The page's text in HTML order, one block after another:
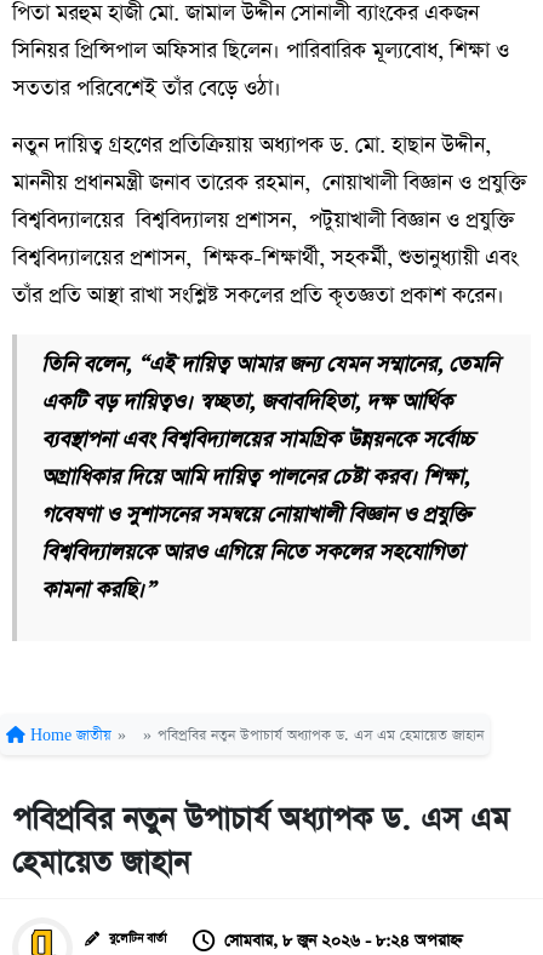
পিতা মরহুম হাজী মো. জামাল উদ্দীন সোনালী ব্যাংকের একজন
সিনিয়র প্রিন্সিপাল অফিসার ছিলেন। পারিবারিক মূল্যবোধ, শিক্ষা ও
সততার পরিবেশেই তাঁর বেড়ে ওঠা।
নতুন দায়িত্ব গ্রহণের প্রতিক্রিয়ায় অধ্যাপক ড. মো. হাছান উদ্দীন,
মাননীয় প্রধানমন্ত্রী জনাব তারেক রহমান, নোয়াখালী বিজ্ঞান ও প্রযুক্তি
বিশ্ববিদ্যালয়ের বিশ্ববিদ্যালয় প্রশাসন, পটুয়াখালী বিজ্ঞান ও প্রযুক্তি
বিশ্ববিদ্যালয়ের প্রশাসন, শিক্ষক-শিক্ষার্থী, সহকর্মী, শুভানুধ্যায়ী এবং
তাঁর প্রতি আস্থা রাখা সংশ্লিষ্ট সকলের প্রতি কৃতজ্ঞতা প্রকাশ করেন।
তিনি বলেন, “এই দায়িত্ব আমার জন্য যেমন সম্মানের, তেমনি
একটি বড় দায়িত্বও। স্বচ্ছতা, জবাবদিহিতা, দক্ষ আর্থিক
ব্যবস্থাপনা এবং বিশ্ববিদ্যালয়ের সামগ্রিক উন্নয়নকে সর্বোচ্চ
অগ্রাধিকার দিয়ে আমি দায়িত্ব পালনের চেষ্টা করব। শিক্ষা,
গবেষণা ও সুশাসনের সমন্বয়ে নোয়াখালী বিজ্ঞান ও প্রযুক্তি
বিশ্ববিদ্যালয়কে আরও এগিয়ে নিতে সকলের সহযোগিতা
কামনা করছি।”
Home জাতীয় » » পবিপ্রবির নতুন উপাচার্য অধ্যাপক ড. এস এম হেমায়েত জাহান
পবিপ্রবির নতুন উপাচার্য অধ্যাপক ড. এস এম
হেমায়েত জাহান
বুলেটিন বার্তা সোমবার, ৮ জুন ২০২৬ - ৮:২৪ অপরাহ্ন